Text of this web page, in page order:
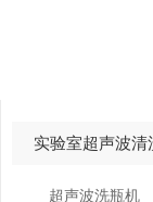
超声波洗瓶机